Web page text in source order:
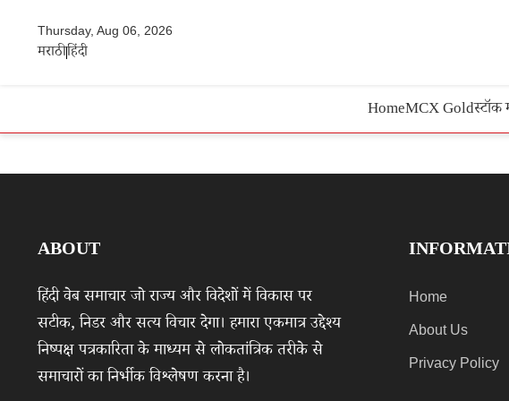
Thursday, Aug 06, 2026
मराठीहिंदी
HomeMCX Goldस्टॉक
ABOUT
हिंदी वेब समाचार जो राज्य और विदेशों में विकास पर
सटीक, निडर और सत्य विचार देगा। हमारा एकमात्र उद्देश्य
निष्पक्ष पत्रकारिता के माध्यम से लोकतांत्रिक तरीके से
समाचारों का निर्भीक विश्लेषण करना है।
Home
About Us
Privacy Policy